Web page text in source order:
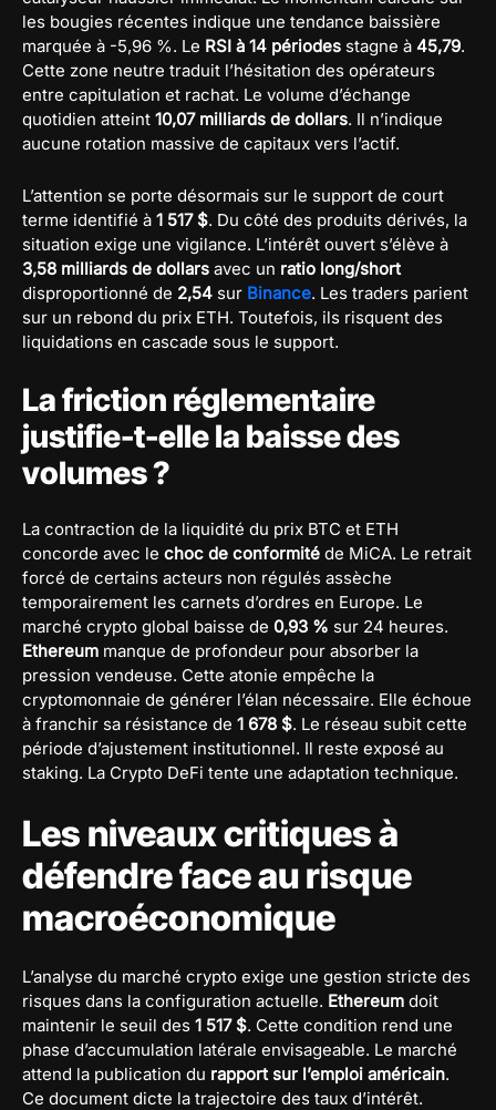
les bougies récentes indique une tendance baissière
marquée à -5,96 %. Le RSI à 14 périodes stagne à 45,79.
Cette zone neutre traduit l’hésitation des opérateurs
entre capitulation et rachat. Le volume d’échange
quotidien atteint 10,07 milliards de dollars. Il n’indique
aucune rotation massive de capitaux vers l’actif.
L’attention se porte désormais sur le support de court
terme identifié à 1 517 $. Du côté des produits dérivés, la
situation exige une vigilance. L’intérêt ouvert s’élève à
3,58 milliards de dollars avec un ratio long/short
disproportionné de 2,54 sur Binance. Les traders parient
sur un rebond du prix ETH. Toutefois, ils risquent des
liquidations en cascade sous le support.
La friction réglementaire
justifie-t-elle la baisse des
volumes ?
La contraction de la liquidité du prix BTC et ETH
concorde avec le choc de conformité de MiCA. Le retrait
forcé de certains acteurs non régulés assèche
temporairement les carnets d’ordres en Europe. Le
marché crypto global baisse de 0,93 % sur 24 heures.
Ethereum manque de profondeur pour absorber la
pression vendeuse. Cette atonie empêche la
cryptomonnaie de générer l’élan nécessaire. Elle échoue
à franchir sa résistance de 1 678 $. Le réseau subit cette
période d’ajustement institutionnel. Il reste exposé au
staking. La Crypto DeFi tente une adaptation technique.
Les niveaux critiques à
défendre face au risque
macroéconomique
L’analyse du marché crypto exige une gestion stricte des
risques dans la configuration actuelle. Ethereum doit
maintenir le seuil des 1 517 $. Cette condition rend une
phase d’accumulation latérale envisageable. Le marché
attend la publication du rapport sur l’emploi américain.
Ce document dicte la trajectoire des taux d’intérêt.